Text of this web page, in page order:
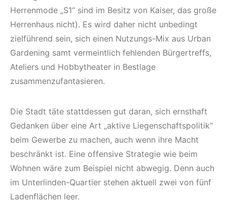
Herrenmode „S1“ sind im Besitz von Kaiser, das große
Herrenhaus nicht). Es wird daher nicht unbedingt
zielführend sein, sich einen Nutzungs-Mix aus Urban
Gardening samt vermeintlich fehlenden Bürgertreffs,
Ateliers und Hobbytheater in Bestlage
zusammenzufantasieren.
Die Stadt täte stattdessen gut daran, sich ernsthaft
Gedanken über eine Art „aktive Liegenschaftspolitik“
beim Gewerbe zu machen, auch wenn ihre Macht
beschränkt ist. Eine offensive Strategie wie beim
Wohnen wäre zum Beispiel nicht abwegig. Denn auch
im Unterlinden-Quartier stehen aktuell zwei von fünf
Ladenflächen leer.